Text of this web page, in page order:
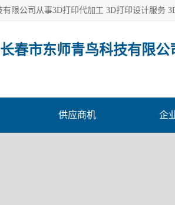
长春市东师青鸟科技有限公
供应商机 企